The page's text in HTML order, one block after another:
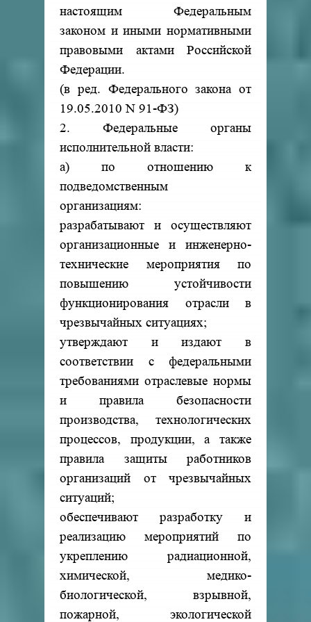
настоящим Федеральным
законом и иными нормативными
правовыми актами Российской
Федерации.
(в ред. Федерального закона от
19.05.2010 N 91-ФЗ)
2. Федеральные органы
исполнительной власти:
а) по отношению к
подведомственным
организациям:
разрабатывают и осуществляют
организационные и инженерно-
технические мероприятия по
повышению устойчивости
функционирования отрасли в
чрезвычайных ситуациях;
утверждают и издают в
соответствии с федеральными
требованиями отраслевые нормы
и правила безопасности
производства, технологических
процессов, продукции, а также
правила защиты работников
организаций от чрезвычайных
ситуаций;
обеспечивают разработку и
реализацию мероприятий по
укреплению радиационной,
химической, медико-
биологической, взрывной,
пожарной, экологической